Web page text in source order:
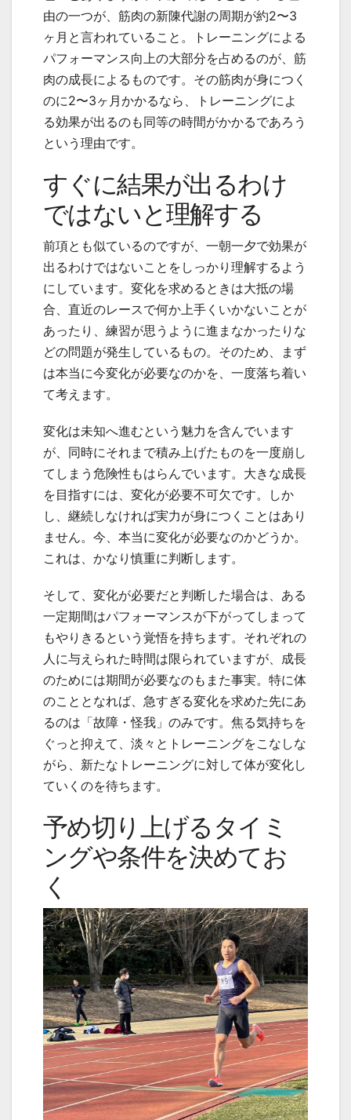
由の一つが、筋肉の新陳代謝の周期が約2〜3
ヶ月と言われていること。トレーニングによる
パフォーマンス向上の大部分を占めるのが、筋
肉の成長によるものです。その筋肉が身につく
のに2〜3ヶ月かかるなら、トレーニングによ
る効果が出るのも同等の時間がかかるであろう
という理由です。
すぐに結果が出るわけ
ではないと理解する
前項とも似ているのですが、一朝一夕で効果が
出るわけではないことをしっかり理解するよう
にしています。変化を求めるときは大抵の場
合、直近のレースで何か上手くいかないことが
あったり、練習が思うように進まなかったりな
どの問題が発生しているもの。そのため、まず
は本当に今変化が必要なのかを、一度落ち着い
て考えます。
変化は未知へ進むという魅力を含んでいます
が、同時にそれまで積み上げたものを一度崩し
てしまう危険性もはらんでいます。大きな成長
を目指すには、変化が必要不可欠です。しか
し、継続しなければ実力が身につくことはあり
ません。今、本当に変化が必要なのかどうか。
これは、かなり慎重に判断します。
そして、変化が必要だと判断した場合は、ある
一定期間はパフォーマンスが下がってしまって
もやりきるという覚悟を持ちます。それぞれの
人に与えられた時間は限られていますが、成長
のためには期間が必要なのもまた事実。特に体
のこととなれば、急すぎる変化を求めた先にあ
るのは「故障・怪我」のみです。焦る気持ちを
ぐっと抑えて、淡々とトレーニングをこなしな
がら、新たなトレーニングに対して体が変化し
ていくのを待ちます。
予め切り上げるタイミ
ングや条件を決めてお
く